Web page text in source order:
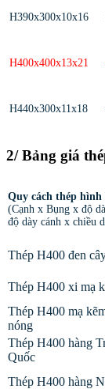
H390x300x10x16
H400x400x13x21
H440x300x11x18
2/ Bảng giá
Quy cách thép
(Cạnh x Bụng x độ
độ dày cánh x chiều
Thép H400 đen
Thép H400 xi mạ
Thép H400 mạ
nóng
Thép H400 hàng
Quốc
Thép H400 hàng